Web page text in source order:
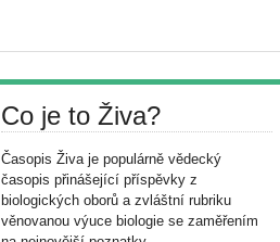
Co je to Živa?
Časopis Živa je populárně vědecký
časopis přinášející příspěvky z
biologických oborů a zvláštní rubriku
věnovanou výuce biologie se zaměřením